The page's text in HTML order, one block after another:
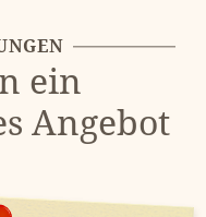
ein
Angebot